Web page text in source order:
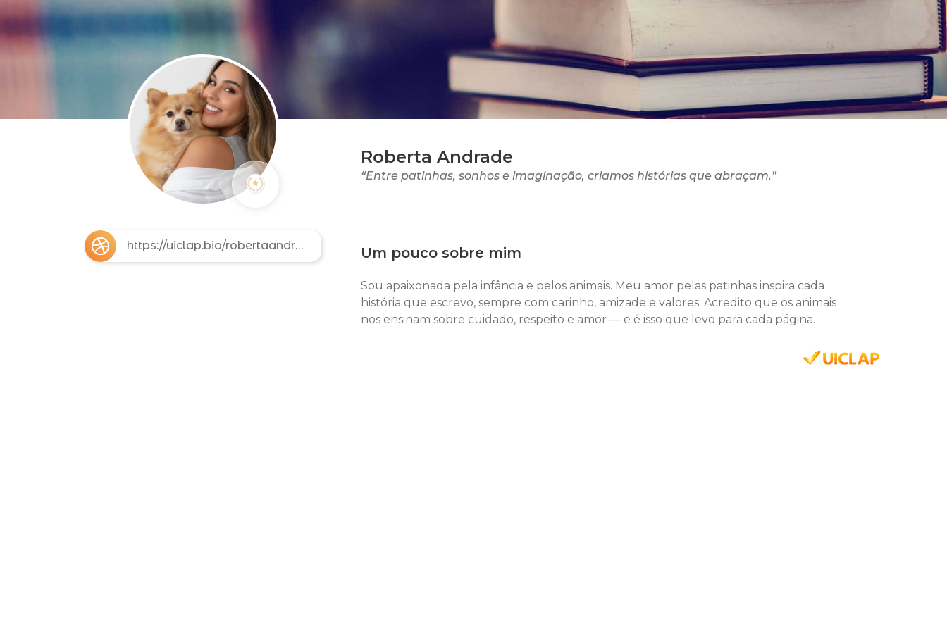
https://uiclap.bio/robertaandrade
Roberta Andrade
“Entre patinhas, sonhos e imaginação, criamos histórias que abraçam.”
Um pouco sobre mim
Sou apaixonada pela infância e pelos animais. Meu amor pelas patinhas inspira cada
história que escrevo, sempre com carinho, amizade e valores. Acredito que os animais
nos ensinam sobre cuidado, respeito e amor — e é isso que levo para cada página.